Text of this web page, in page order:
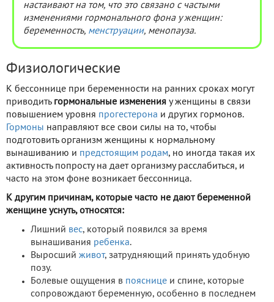
настаивают на том, что это связано с частыми
изменениями гормонального фона у женщин:
беременность, менструации, менопауза.
Физиологические
К бессоннице при беременности на ранних сроках могут
приводить гормональные изменения у женщины в связи
повышением уровня прогестерона и других гормонов.
Гормоны направляют все свои силы на то, чтобы
подготовить организм женщины к нормальному
вынашиванию и предстоящим родам, но иногда такая их
активность попросту на дает организму расслабиться, и
часто на этом фоне возникает бессонница.
К другим причинам, которые часто не дают беременной
женщине уснуть, относятся:
Лишний вес, который появился за время
вынашивания ребенка.
Выросший живот, затрудняющий принять удобную
позу.
Болевые ощущения в пояснице и спине, которые
сопровождают беременную, особенно в последнем